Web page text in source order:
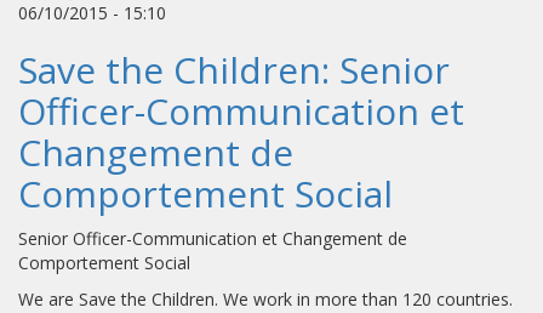
06/10/2015 - 15:10
Save the Children: Senior
Officer-Communication et
Changement de
Comportement Social
Senior Officer-Communication et Changement de
Comportement Social
We are Save the Children. We work in more than 120 countries.